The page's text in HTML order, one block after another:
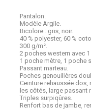
Pantalon.
Modèle Argile.
Bicolore : gris, noir.
40 % polyester, 60 %
300 g/m².
2 poches western avec
1 poche mètre, 1 poche
Passant marteau.
Poches genouillères
Ceinture rehaussée
les côtés, large passant
Triples surpiqûres.
Renfort bas de jambe,